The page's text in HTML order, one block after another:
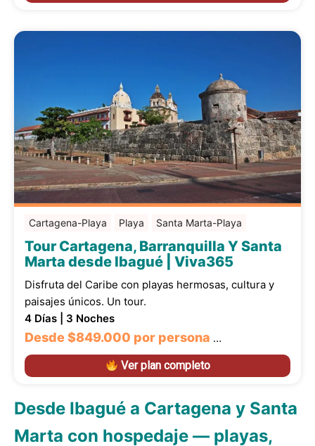
Cartagena-Playa Playa Santa Marta-Playa
Tour Cartagena, Barranquilla Y Santa
Marta desde Ibagué | Viva365
Disfruta del Caribe con playas hermosas, cultura y
paisajes únicos. Un tour.
4 Días | 3 Noches
Desde$849.000 por persona …
Ver plan completo
Desde Ibagué a Cartagena y Santa
Marta con hospedaje — playas,